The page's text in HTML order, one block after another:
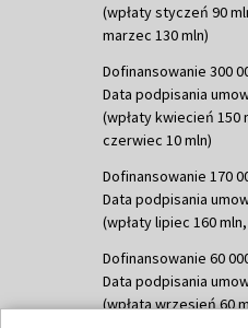
(wpłaty styczeń 90
marzec 130 mln)
Dofinansowanie 300
Data podpisania
(wpłaty kwiecień 150
czerwiec 10 mln)
Dofinansowanie 170
Data podpisania
(wpłaty lipiec 160
Dofinansowanie 60
Data podpisania
(wpłata wrzesień 60